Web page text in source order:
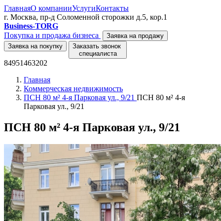
ГлавнаяО компанииУслугиКонтакты
г. Москва, пр-д Соломенной сторожки д.5, кор.1
Business-TORG
Покупка и продажа бизнеса
Заявка на продажу
Заявка на покупку
Заказать звонок
специалиста
84951463202
Главная
Коммерческая недвижимость
ПСН 80 м² 4-я Парковая ул., 9/21 ПСН 80 м² 4-я
Парковая ул., 9/21
ПСН 80 м² 4-я Парковая ул., 9/21